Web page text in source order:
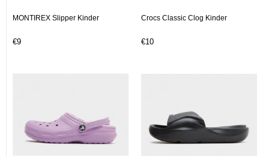
MONTIREX Slipper Kinder
€9
Crocs Classic Clog Kinder
€10